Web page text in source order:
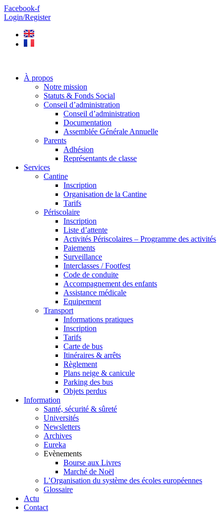
Aller
au
Facebook-f
Login/Register
À propos
Notre mission
Statuts & Fonds Social
Conseil d’administration
Conseil d’administration
Documentation
Assemblée Générale Annuelle
Parents
Adhésion
Représentants de classe
Services
Cantine
Inscription
Organisation de la Cantine
Tarifs
Périscolaire
Inscription
Liste d’attente
Activités Périscolaires – Programme des activités
Paiements
Surveillance
Interclasses / Footfest
Code de conduite
Accompagnement des enfants
Assistance médicale
Equipement
Transport
Informations pratiques
Inscription
Tarifs
Carte de bus
Itinéraires & arrêts
Règlement
Plans neige & canicule
Parking des bus
Objets perdus
Information
Santé, sécurité & sûreté
Universités
Newsletters
Archives
Eureka
Evènements
Bourse aux Livres
Marché de Noël
L’Organisation du système des écoles européennes
Glossaire
Actu
Contact